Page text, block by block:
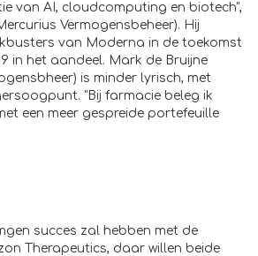
van AI, cloudcomputing en biotech",
Vermogensbeheer). Hij
van Moderna in de toekomst
in het aandeel. Mark de Bruijne
is minder lyrisch, met
"Bij farmacie beleg ik
een meer gespreide portefeuille
succes zal hebben met de
Therapeutics, daar willen beide